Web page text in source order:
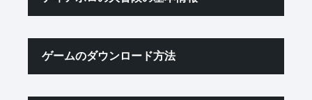
ゲームのダウンロード方法